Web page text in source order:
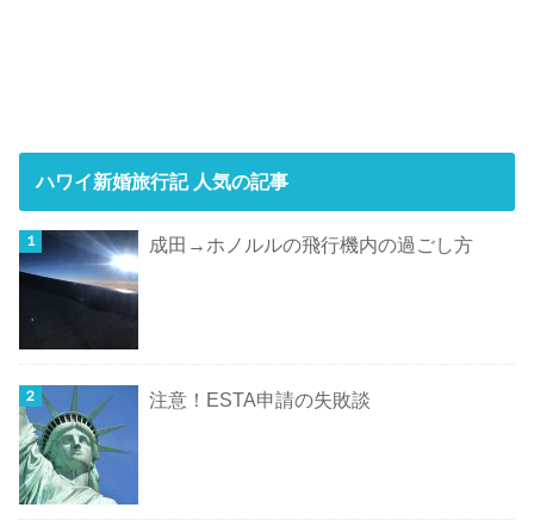
ハワイ新婚旅行記 人気の記事
成田→ホノルルの飛行機内の過ごし方
注意！ESTA申請の失敗談